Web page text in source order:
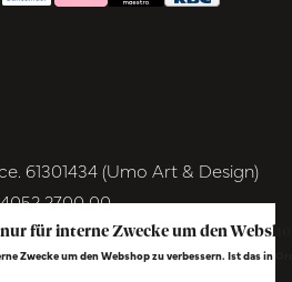
61301434 (Umo Art & Design)
2700 00
für interne Zwecke um den
Zwecke um den Webshop zu verbessern. Ist das in